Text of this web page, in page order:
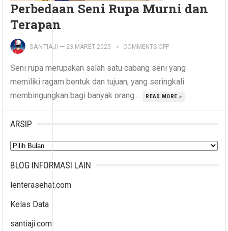
Perbedaan Seni Rupa Murni dan
Terapan
SANTIAJI — 23 MARET 2025 COMMENTS OFF
Seni rupa merupakan salah satu cabang seni yang
memiliki ragam bentuk dan tujuan, yang seringkali
membingungkan bagi banyak orang....
READ MORE »
ARSIP
Arsip
BLOG INFORMASI LAIN
lenterasehat.com
Kelas Data
santiaji.com